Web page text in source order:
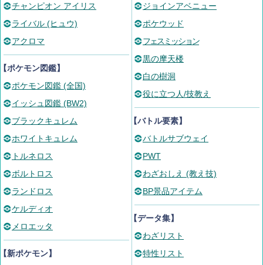
チャンピオン アイリス
ライバル (ヒュウ)
アクロマ
ポケモン図鑑】
ポケモン図鑑 (全国)
イッシュ図鑑 (BW2)
ブラックキュレム
ホワイトキュレム
トルネロス
ボルトロス
ランドロス
ケルディオ
メロエッタ
新ポケモン】
ジョインアベニュー
ポケウッド
フェスミッション
黒の摩天楼
白の樹洞
役に立つ人/技教え
【バトル要素】
バトルサブウェイ
PWT
わざおしえ (教え技)
BP景品アイテム
【データ集】
わざリスト
特性リスト